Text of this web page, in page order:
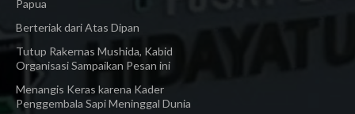
Papua
Berteriak dari Atas Dipan
Tutup Rakernas Mushida, Kabid
Organisasi Sampaikan Pesan ini
Menangis Keras karena Kader
Penggembala Sapi Meninggal Dunia